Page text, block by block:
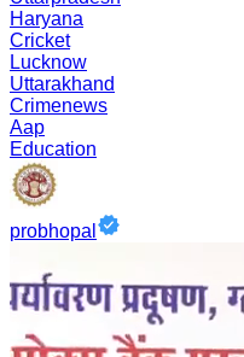
Haryana
Cricket
Lucknow
Uttarakhand
Crimenews
Aap
Education
probhopal